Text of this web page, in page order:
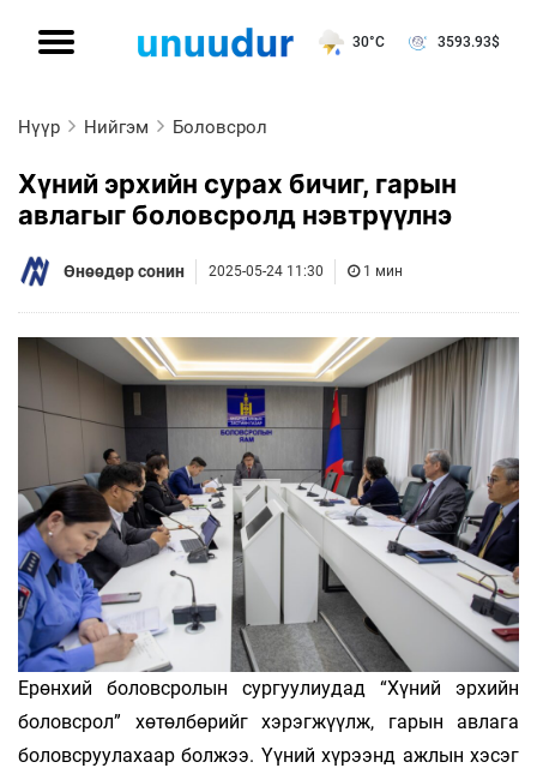
30°C 3593.93$
Нүүр Нийгэм Боловсрол
Хүний эрхийн сурах бичиг, гарын
авлагыг боловсролд нэвтрүүлнэ
Өнөөдөр сонин 2025-05-24 11:30 1 мин
Ерөнхий боловсролын сургуулиудад “Хүний эрхийн
боловсрол” хөтөлбөрийг хэрэгжүүлж, гарын авлага
боловсруулахаар болжээ. Үүний хүрээнд ажлын хэсэг